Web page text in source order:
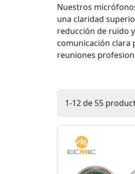
Nuestros
una claridad
reducción de ruido
comunicación clara
reuniones
1-12 de 55